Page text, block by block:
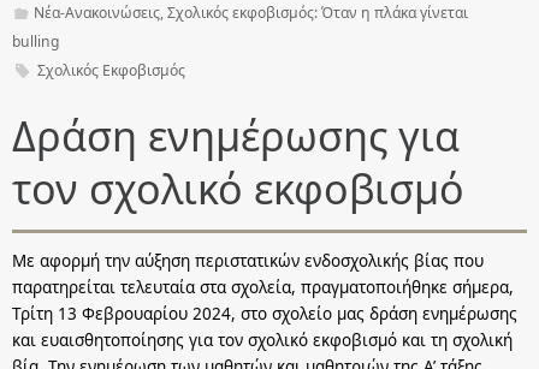
Νέα-Ανακοινώσεις,Σχολικός εκφοβισμός: Όταν η πλάκα γίνεται
bulling
Σχολικός Εκφοβισμός
Δράση ενημέρωσης για
τον σχολικό εκφοβισμό
Με αφορμή την αύξηση περιστατικών ενδοσχολικής βίας που
παρατηρείται τελευταία στα σχολεία, πραγματοποιήθηκε σήμερα,
Τρίτη 13 Φεβρουαρίου 2024, στο σχολείο μας δράση ενημέρωσης
και ευαισθητοποίησης για τον σχολικό εκφοβισμό και τη σχολική